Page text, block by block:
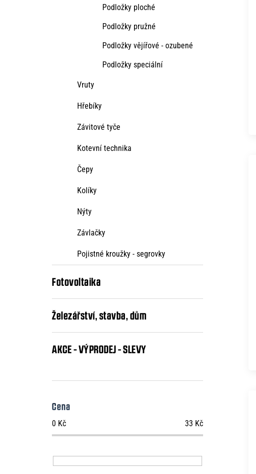
Podložky ploché
Podložky pružné
Podložky vějířové - ozubené
Podložky speciální
Vruty
Hřebíky
Závitové tyče
Kotevní technika
Čepy
Kolíky
Nýty
Závlačky
Pojistné kroužky - segrovky
Fotovoltaika
Železářství, stavba, dům
AKCE - VÝPRODEJ - SLEVY
Cena
0 Kč 33 Kč